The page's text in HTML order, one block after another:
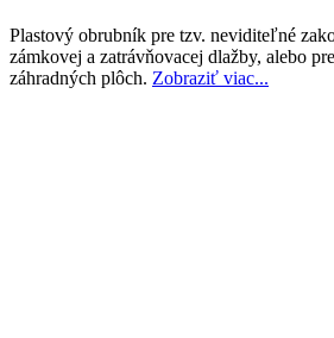
Plastový obrubník pre tzv. neviditeľné
zámkovej a zatrávňovacej dlažby, alebo
záhradných plôch. Zobraziť viac...